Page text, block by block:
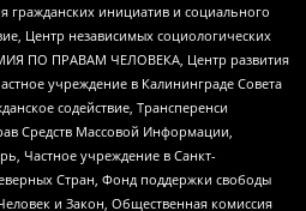
гражданских инициатив и социального
Центр независимых социологических
ПО ПРАВАМ ЧЕЛОВЕКА, Центр развития
учреждение в Калининграде Совета
содействие, Трансперенси
Средств Массовой Информации,
Частное учреждение в Санкт-
Стран, Фонд поддержки свободы
и Закон, Общественная комиссия